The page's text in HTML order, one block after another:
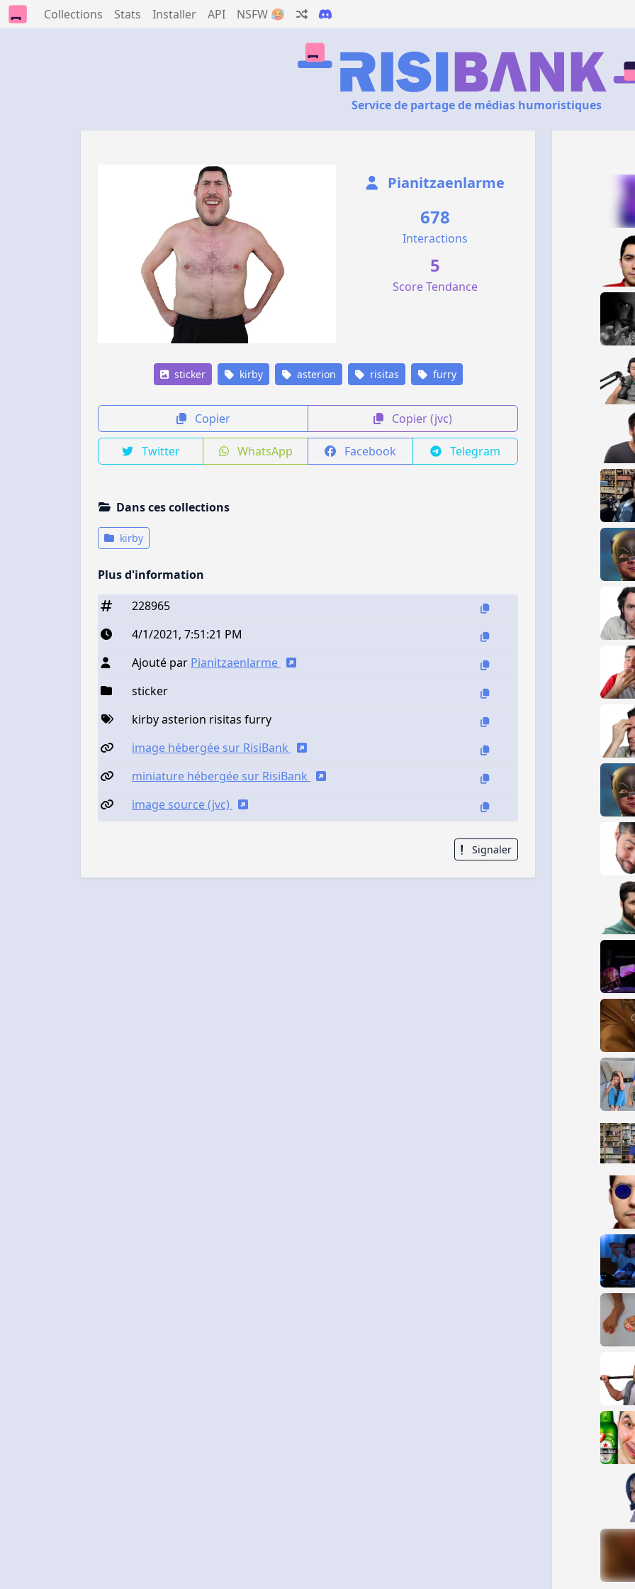
Collections Stats Installer API NSFW 🥵
Service de partage de médias humoristiques
Pianitzaenlarme
678
Interactions
5
Score Tendance
sticker kirby asterion risitas furry
Copier Copier (jvc)
Twitter WhatsApp Facebook Telegram
Dans ces collections
kirby
Plus d'information
228965
4/1/2021, 7:51:21 PM
Ajouté par Pianitzaenlarme
sticker
kirby asterion risitas furry
image hébergée sur RisiBank
miniature hébergée sur RisiBank
image source (jvc)
Signaler